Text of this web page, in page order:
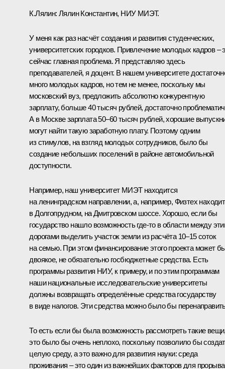
К.Лялин: Лялин Константин, НИУ МИЭТ.
У меня как раз насчёт создания и развития студенческих,
университетских городков. Привлечение молодых кадров –
сейчас главная проблема. Я представляю здесь
преподавателей, я доцент. В нашем университете
много молодых кадров, но тем не менее, поскольку мы
московский вуз, предложить абсолютно конкурентную
зарплату, больше 40 тысяч рублей, достаточно
А в Москве зарплата 50–60 тысяч рублей, хорошие
могут найти такую заработную плату. Поэтому одним
из стимулов, на взгляд молодых сотрудников, было бы
создание небольших поселений в районе автомобильной
доступности.
Например, наш университет МИЭТ находится
на ленинградском направлении, а, например, Физтех
в Долгопрудном, на Дмитровском шоссе. Хорошо, если бы
государство нашло возможность где‑то в области между
дорогами выделить участок земли из расчёта 10–15 соток
на семью. При этом финансирование этого проекта может
двоякое, не обязательно госбюджетные средства. Есть
программы развития НИУ, к примеру, и по этим программам
наши национальные исследовательские университеты
должны возвращать определённые средства государству
в виде налогов. Эти средства можно было бы
То есть если бы была возможность рассмотреть такие
это было бы очень неплохо, поскольку позволило бы
целую среду, а это важно для развития науки: среда
проживания – это один из важнейших факторов для